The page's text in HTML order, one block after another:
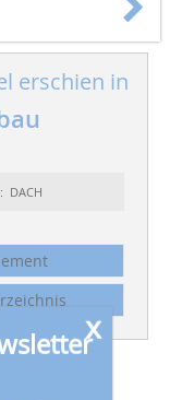
erschien in
DACH
x